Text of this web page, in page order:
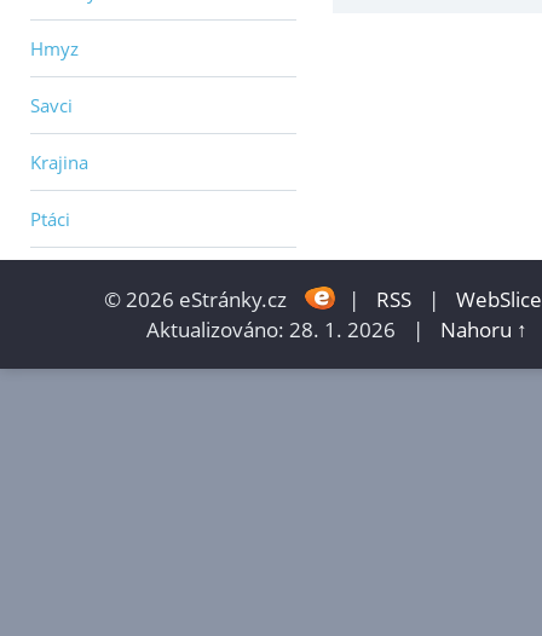
Hmyz
Savci
Krajina
Ptáci
© 2026 eStránky.cz | RSS |
WebSlice
Aktualizováno: 28. 1. 2026
| Nahoru ↑